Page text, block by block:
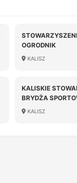
OGRODNIK
KALISZ
KALISKIE
BRYDŻA
LIKWIDACJI
KALISZ